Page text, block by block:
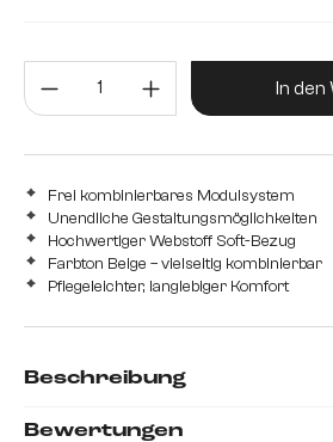
ProduktIn den
Frei kombinierbares Modulsystem
Unendliche Gestaltungsmöglichkeiten
Hochwertiger Webstoff Soft-Bezug
Farbton Beige – vielseitig kombinierbar
Pflegeleichter, langlebiger Komfort
Beschreibung
Bewertungen